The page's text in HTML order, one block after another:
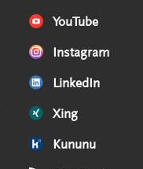
YouTube
Instagram
LinkedIn
Xing
Kununu